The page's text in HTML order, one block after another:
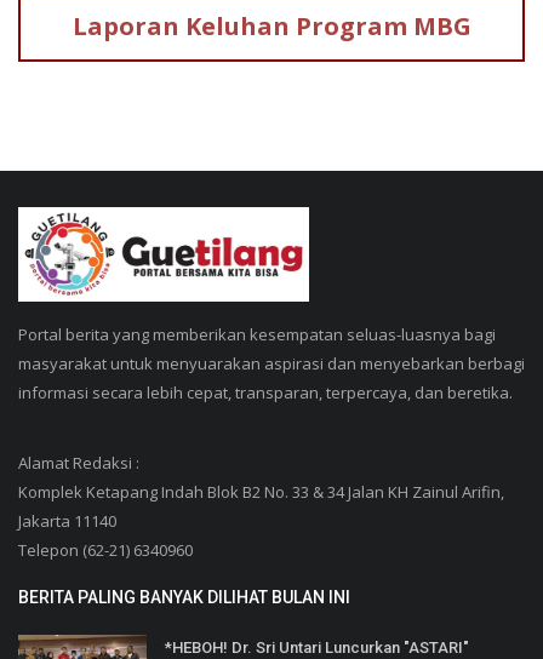
Laporan Keluhan Program MBG
Portal berita yang memberikan kesempatan seluas-luasnya bagi
masyarakat untuk menyuarakan aspirasi dan menyebarkan berbagi
informasi secara lebih cepat, transparan, terpercaya, dan beretika.
Alamat Redaksi :
Komplek Ketapang Indah Blok B2 No. 33 & 34 Jalan KH Zainul Arifin,
Jakarta 11140
Telepon (62-21) 6340960
BERITA PALING BANYAK DILIHAT BULAN INI
*HEBOH! Dr. Sri Untari Luncurkan "ASTARI"